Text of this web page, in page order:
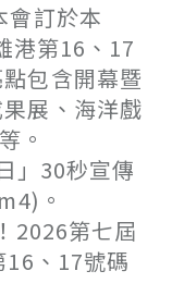
會訂於本
港第16、17
包含開幕暨
展、海洋戲
。
」30秒宣傳
。
2026第七屆
、17號碼